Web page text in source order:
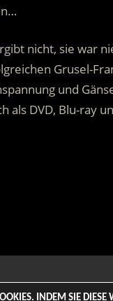
nicht, sie war
Grusel-
und
als DVD, Blu-ray
– Life & Style
INDEM SIE